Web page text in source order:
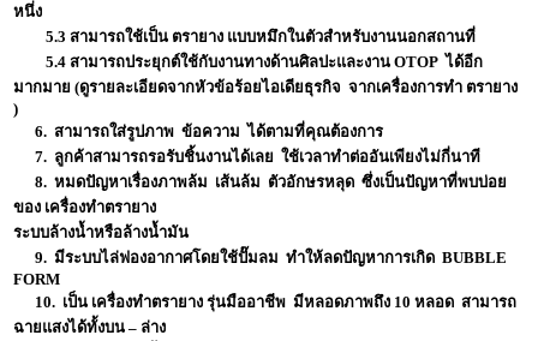
หนึ่ง
5.3 สามารถใช้เป็น ตรายาง แบบหมึกในตัวสำหรับงานนอกสถานที่
5.4 สามารถประยุกต์ใช้กับงานทางด้านศิลปะและงาน OTOP ได้อีก
มากมาย (ดูรายละเอียดจากหัวข้อร้อยไอเดียธุรกิจ จากเครื่องการทำ ตรายาง
)
6. สามารถใส่รูปภาพ ข้อความ ได้ตามที่คุณต้องการ
7. ลูกค้าสามารถรอรับชิ้นงานได้เลย ใช้เวลาทำต่ออันเพียงไม่กี่นาที
8. หมดปัญหาเรื่องภาพล้ม เส้นล้ม ตัวอักษรหลุด ซึ่งเป็นปัญหาที่พบบ่อย
ของ เครื่องทำตรายาง
ระบบล้างน้ำหรือล้างน้ำมัน
9. มีระบบไล่ฟองอากาศโดยใช้ปั๊มลม ทำให้ลดปัญหาการเกิด BUBBLE
FORM
10. เป็น เครื่องทำตรายาง รุ่นมืออาชีพ มีหลอดภาพถึง 10 หลอด สามารถ
ฉายแสงได้ทั้งบน – ล่าง